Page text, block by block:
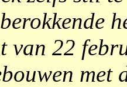
van 22
met